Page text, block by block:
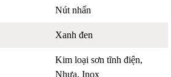
Nút nhấn
Xanh đen
Kim loại sơn tĩnh điện,
Nhựa, Inox